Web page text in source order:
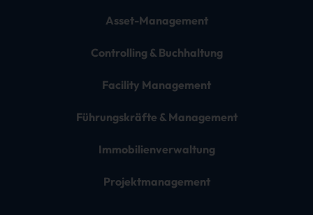
Asset-Management
Controlling & Buchhaltung
Facility Management
Führungskräfte & Management
Immobilienverwaltung
Projektmanagement